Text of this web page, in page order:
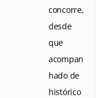
concorre,
desde
que
acompan
hado de
histórico